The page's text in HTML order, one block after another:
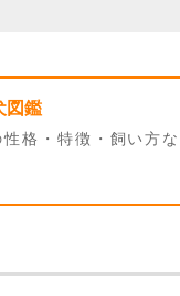
図鑑
性格・特徴・飼い方